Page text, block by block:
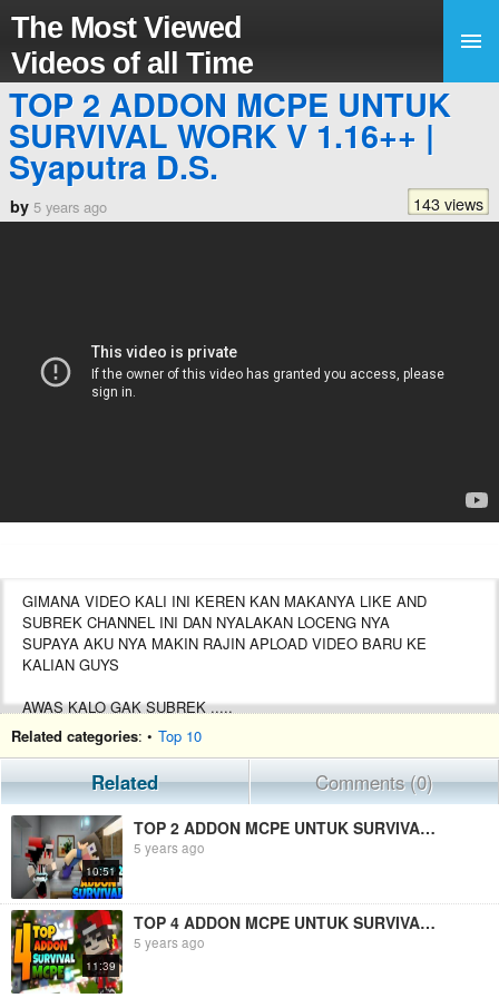
The Most Viewed
Videos of all Time
TOP 2 ADDON MCPE UNTUK
SURVIVAL WORK V 1.16++ |
Syaputra D.S.
by 5 years ago 143 views
GIMANA VIDEO KALI INI KEREN KAN MAKANYA LIKE AND
SUBREK CHANNEL INI DAN NYALAKAN LOCENG NYA
SUPAYA AKU NYA MAKIN RAJIN APLOAD VIDEO BARU KE
KALIAN GUYS
AWAS KALO GAK SUBREK .....
TAG
#DSdon
CIE CIE YANG LIAT YANG LIAT LIAT CIE CIE...
KETAHUAN ELO..... CIE......
YUK JOIN DISCORD JONES : https://discord.gg/65zkHC
jangan lupa like and subscribe
Related categories: • Top 10
Related Comments (0)
10:51
TOP 2 ADDON MCPE UNTUK SURVIVAL (WORK MCPE V 1.16.201 + +) | Syaputra D.S.
5 years ago
11:39
TOP 4 ADDON MCPE UNTUK SURVIVAL WORK V 1.16.201 + + | Syaputra D.S.
5 years ago